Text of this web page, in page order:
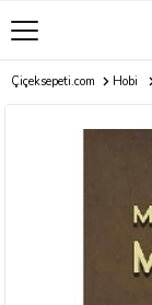
Çiçeksepeti.com Hobi